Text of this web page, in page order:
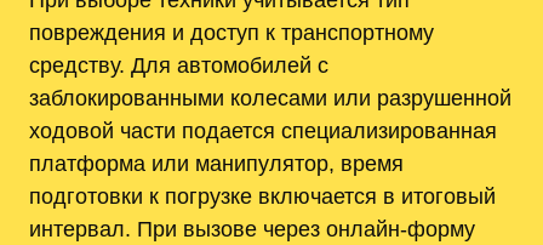
повреждения и доступ к транспортному
средству. Для автомобилей с
заблокированными колесами или разрушенной
ходовой части подается специализированная
платформа или манипулятор, время
подготовки к погрузке включается в итоговый
интервал. При вызове через онлайн-форму